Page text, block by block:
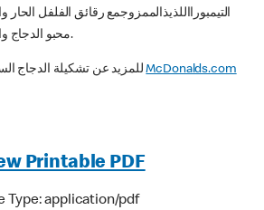
التيمبورااللذيذالممزوجمع رقائق الفلفل
محبو الدجاج والمذاق الحار على حد سواء.
للمزيد عن تشكيلة الدجاج السبايسي يرجى زيارة موقعناMcDonalds.com
Printable PDF
Type: application/pdf